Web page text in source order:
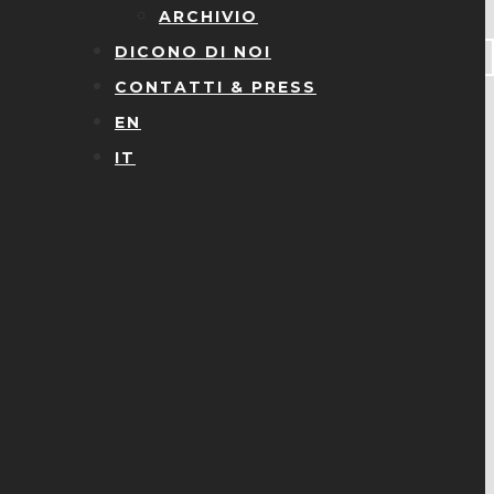
ARCHIVIO
DICONO DI NOI
CONTATTI & PRESS
EN
IT